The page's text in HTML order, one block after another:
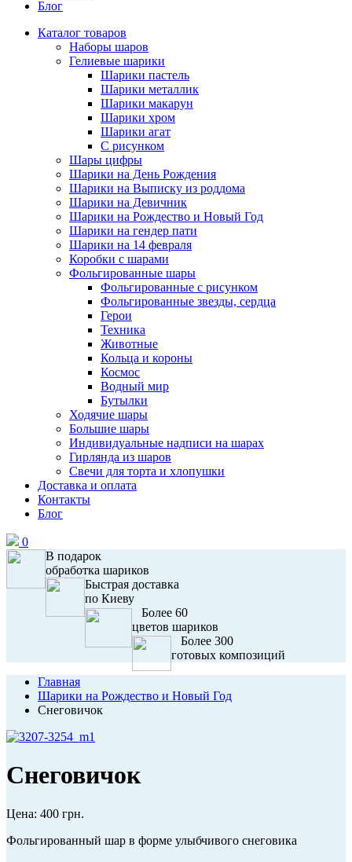
Блог
Каталог товаров
Наборы шаров
Гелиевые шарики
Шарики пастель
Шарики металлик
Шарики макарун
Шарики хром
Шарики агат
С рисунком
Шары цифры
Шарики на День Рождения
Шарики на Выписку из роддома
Шарики на Девичник
Шарики на Рождество и Новый Год
Шарики на гендер пати
Шарики на 14 февраля
Коробки с шарами
Фольгированные шары
Фольгированные с рисунком
Фольгированные звезды, сердца
Герои
Техника
Животные
Кольца и короны
Космос
Водный мир
Бутылки
Ходячие шары
Большие шары
Индивидуальные надписи на шарах
Гирлянда из шаров
Свечи для торта и хлопушки
Доставка и оплата
Контакты
Блог
0
В подарок
обработка шариков
Быстрая доставка
по Киеву
Более 60
цветов шариков
Более 300
готовых композиций
Главная
Шарики на Рождество и Новый Год
Снеговичок
Снеговичок
Цена: 400 грн.
Фольгированный шар в форме улыбчивого снеговика